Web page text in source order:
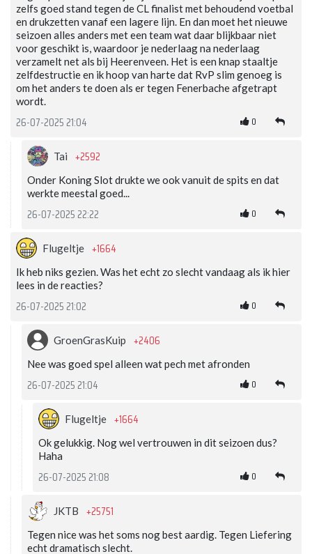
zelfs goed stand tegen de CL finalist met behoudend voetbal
en drukzetten vanaf een lagere lijn. En dan moet het nieuwe
seizoen alles anders met een team wat daar blijkbaar niet
voor geschikt is, waardoor je nederlaag na nederlaag
verzamelt net als bij Heerenveen. Het is een knap staaltje
zelfdestructie en ik hoop van harte dat RvP slim genoeg is
om het anders te doen als er tegen Fenerbache afgetrapt
wordt.
26-07-2025 21:04 0
Tai +2592
Onder Koning Slot drukte we ook vanuit de spits en dat
werkte meestal goed...
26-07-2025 22:22 0
Flugeltje +1664
Ik heb niks gezien. Was het echt zo slecht vandaag als ik hier
lees in de reacties?
26-07-2025 21:02 0
GroenGrasKuip +2406
Nee was goed spel alleen wat pech met afronden
26-07-2025 21:04 0
Flugeltje +1664
Ok gelukkig. Nog wel vertrouwen in dit seizoen dus?
Haha
26-07-2025 21:08 0
JKTB +25751
Tegen nice was het soms nog best aardig. Tegen Liefering
echt dramatisch slecht.